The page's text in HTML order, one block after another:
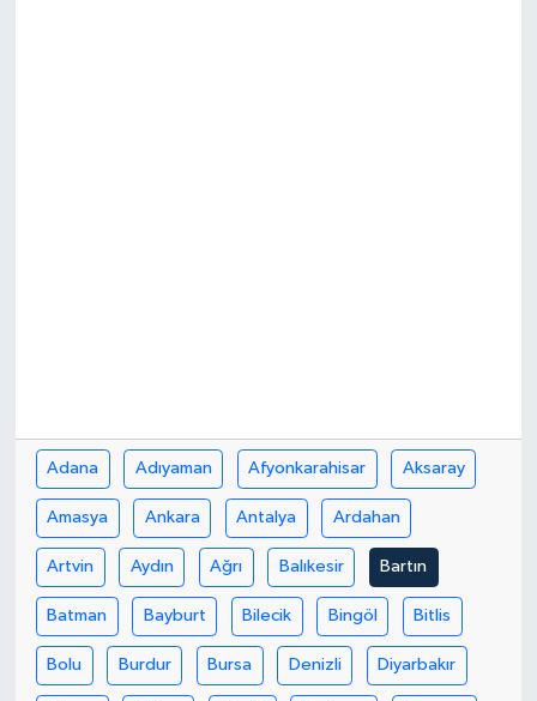
Adana Adıyaman Afyonkarahisar Aksaray
Amasya Ankara Antalya Ardahan
Artvin Aydın Ağrı Balıkesir Bartın
Batman Bayburt Bilecik Bingöl Bitlis
Bolu Burdur Bursa Denizli Diyarbakır